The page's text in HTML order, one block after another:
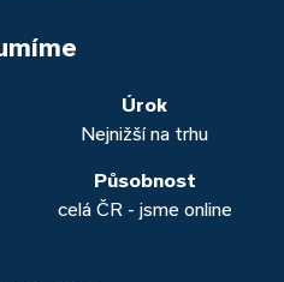
„Hypoteční zóna“.
Naši specialisté pro vás v
řešení, které “utáhnete”.
Úrok
Nejnižší na trhu
Působnost
celá ČR - jsme online